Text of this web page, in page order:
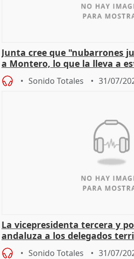
Junta cree que "nubarrones
a Montero, lo que la lleva a
Sonido Totales 31/07/
La vicepresidenta tercera y
andaluza a los delegados
Sonido Totales 31/07/